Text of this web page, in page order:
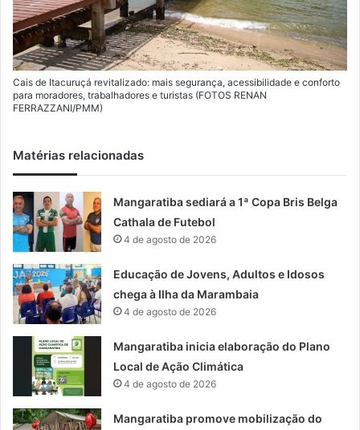
Cais de Itacuruçá revitalizado: mais segurança, acessibilidade e conforto
para moradores, trabalhadores e turistas (FOTOS RENAN
FERRAZZANI/PMM)
Matérias relacionadas
Mangaratiba sediará a 1ª Copa Bris Belga
Cathala de Futebol
4 de agosto de 2026
Educação de Jovens, Adultos e Idosos
chega à Ilha da Marambaia
4 de agosto de 2026
Mangaratiba inicia elaboração do Plano
Local de Ação Climática
4 de agosto de 2026
Mangaratiba promove mobilização do